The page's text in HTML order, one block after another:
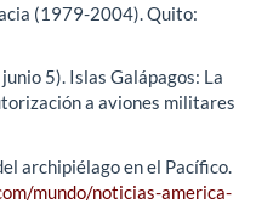
(1979-2004). Quito:
5). Islas Galápagos: La
a aviones militares
archipiélago en el Pacífico.
mundo/noticias-america-